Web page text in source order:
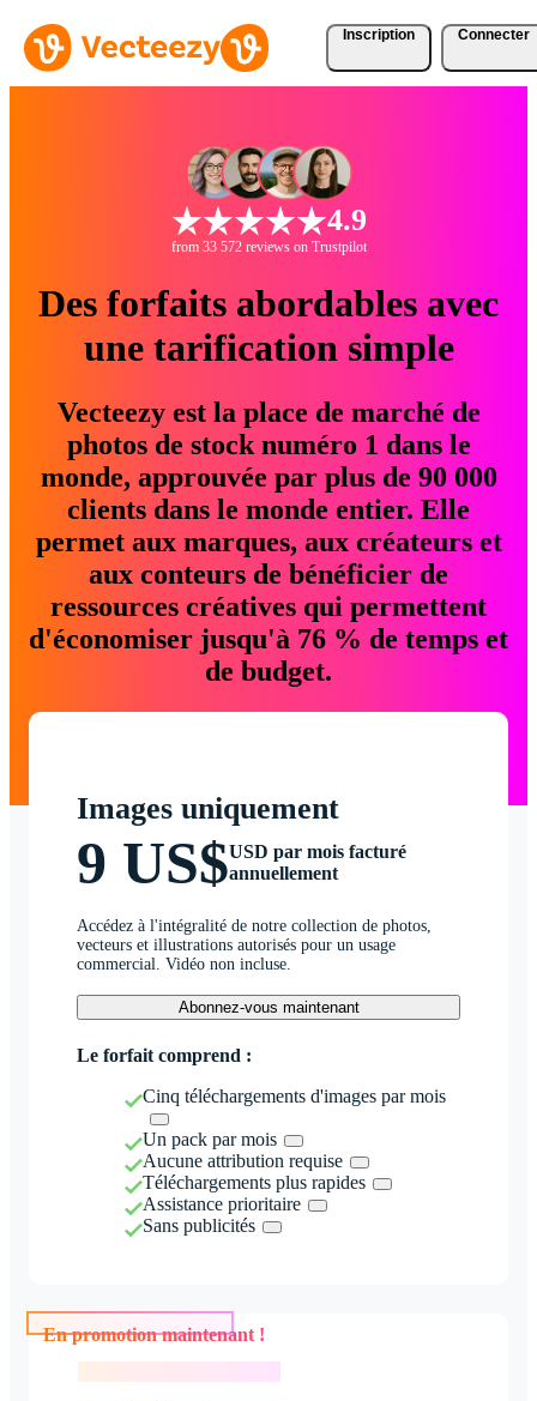
Inscription Connecter
4.9
from 33 572 reviews on Trustpilot
Des forfaits abordables avec
une tarification simple
Vecteezy est la place de marché de
photos de stock numéro 1 dans le
monde, approuvée par plus de 90 000
clients dans le monde entier. Elle
permet aux marques, aux créateurs et
aux conteurs de bénéficier de
ressources créatives qui permettent
d'économiser jusqu'à 76 % de temps et
de budget.
Images uniquement
9 US$USD par mois facturé
annuellement
Accédez à l'intégralité de notre collection de photos,
vecteurs et illustrations autorisés pour un usage
commercial. Vidéo non incluse.
Abonnez-vous maintenant
Le forfait comprend :
Cinq téléchargements d'images par mois
Un pack par mois
Aucune attribution requise
Téléchargements plus rapides
Assistance prioritaire
Sans publicités
En promotion maintenant !